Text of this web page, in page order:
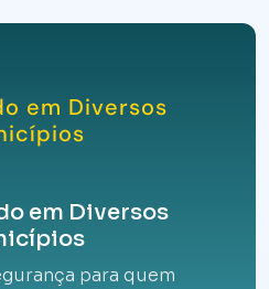
em Diversos
em Diversos
para quem